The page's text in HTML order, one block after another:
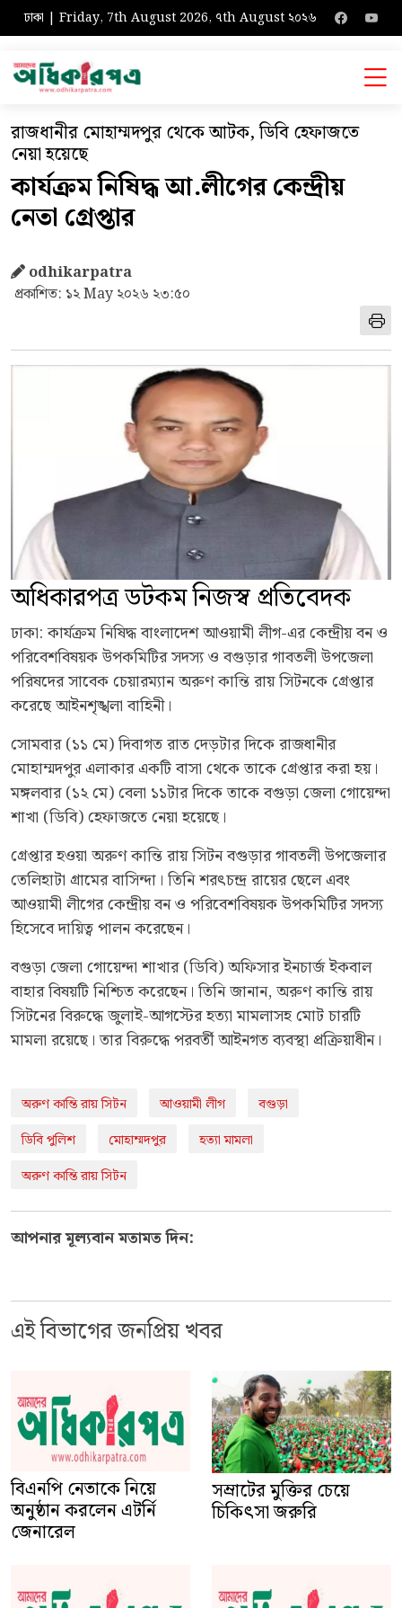
ঢাকা | Friday, 7th August 2026, ৭th August ২০২৬
রাজধানীর মোহাম্মদপুর থেকে আটক, ডিবি হেফাজতে
নেয়া হয়েছে
কার্যক্রম নিষিদ্ধ আ.লীগের কেন্দ্রীয়
নেতা গ্রেপ্তার
odhikarpatra
প্রকাশিত: ১২ May ২০২৬ ২৩:৫০
অধিকারপত্র ডটকম নিজস্ব প্রতিবেদক
ঢাকা: কার্যক্রম নিষিদ্ধ বাংলাদেশ আওয়ামী লীগ-এর কেন্দ্রীয় বন ও
পরিবেশবিষয়ক উপকমিটির সদস্য ও বগুড়ার গাবতলী উপজেলা
পরিষদের সাবেক চেয়ারম্যান অরুণ কান্তি রায় সিটনকে গ্রেপ্তার
করেছে আইনশৃঙ্খলা বাহিনী।
সোমবার (১১ মে) দিবাগত রাত দেড়টার দিকে রাজধানীর
মোহাম্মদপুর এলাকার একটি বাসা থেকে তাকে গ্রেপ্তার করা হয়।
মঙ্গলবার (১২ মে) বেলা ১১টার দিকে তাকে বগুড়া জেলা গোয়েন্দা
শাখা (ডিবি) হেফাজতে নেয়া হয়েছে।
গ্রেপ্তার হওয়া অরুণ কান্তি রায় সিটন বগুড়ার গাবতলী উপজেলার
তেলিহাটা গ্রামের বাসিন্দা। তিনি শরৎচন্দ্র রায়ের ছেলে এবং
আওয়ামী লীগের কেন্দ্রীয় বন ও পরিবেশবিষয়ক উপকমিটির সদস্য
হিসেবে দায়িত্ব পালন করেছেন।
বগুড়া জেলা গোয়েন্দা শাখার (ডিবি) অফিসার ইনচার্জ ইকবাল
বাহার বিষয়টি নিশ্চিত করেছেন। তিনি জানান, অরুণ কান্তি রায়
সিটনের বিরুদ্ধে জুলাই-আগস্টের হত্যা মামলাসহ মোট চারটি
মামলা রয়েছে। তার বিরুদ্ধে পরবর্তী আইনগত ব্যবস্থা প্রক্রিয়াধীন।
অরুণ কান্তি রায় সিটন আওয়ামী লীগ
বগুড়া
ডিবি পুলিশ
মোহাম্মদপুর
হত্যা মামলা
অরুণ কান্তি রায় সিটন
আপনার মূল্যবান মতামত দিন:
এই বিভাগের জনপ্রিয় খবর
বিএনপি নেতাকে নিয়ে
অনুষ্ঠান করলেন এটর্নি
জেনারেল
সম্রাটের মুক্তির চেয়ে
চিকিৎসা জরুরি